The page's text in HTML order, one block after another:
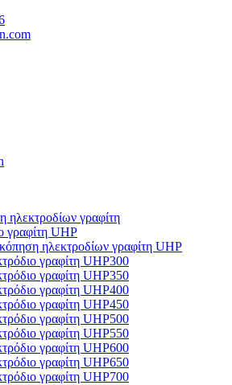
ηλεκτροδίων γραφίτη
γραφίτη UHP
ηλεκτροδίων γραφίτη UHP
γραφίτη UHP300
γραφίτη UHP350
γραφίτη UHP400
γραφίτη UHP450
γραφίτη UHP500
γραφίτη UHP550
γραφίτη UHP600
γραφίτη UHP650
γραφίτη UHP700